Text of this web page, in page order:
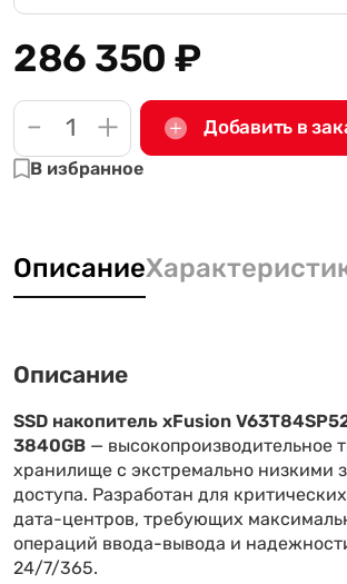
286 350₽
- + Добавить в
В избранное
Описание
Описание
SSD накопитель xFusion
3840GB — высокопроизводительное
хранилище с экстремально низкими
доступа. Разработан для
дата-центров, требующих
операций ввода-вывода и
24/7/365.